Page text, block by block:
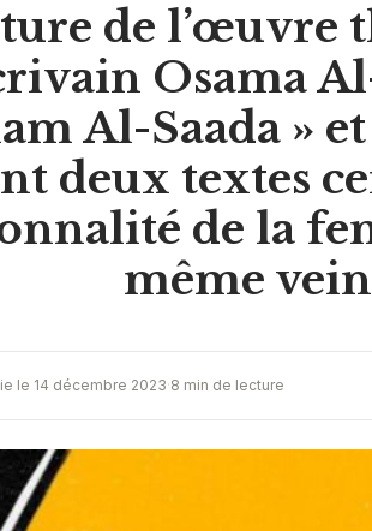
de l’œuvre
Osama
Al-Saada » et
deux textes
de la
même
le 14 décembre 2023·8 min de lecture